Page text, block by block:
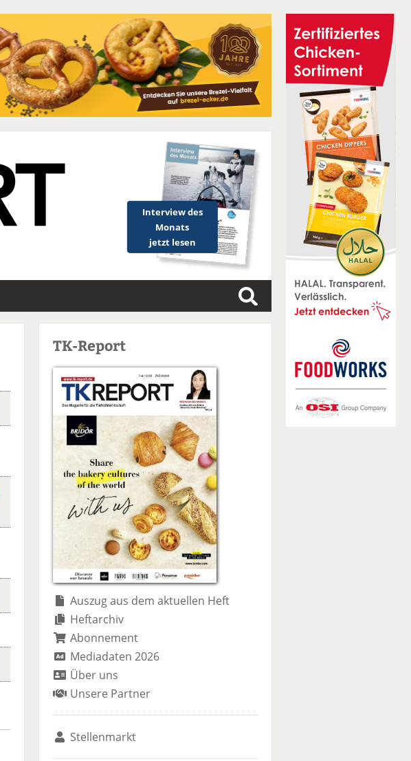
Interview des
Monats
jetzt lesen
S
u
TK-Report
Auszug aus dem aktuellen Heft
Heftarchiv
Abonnement
Mediadaten 2026
Über uns
Unsere Partner
Stellenmarkt